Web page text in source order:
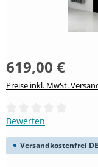
619,00 €
Preise inkl. MwSt.
Durchschnittliche
Bewerten
Versandkostenfrei DE